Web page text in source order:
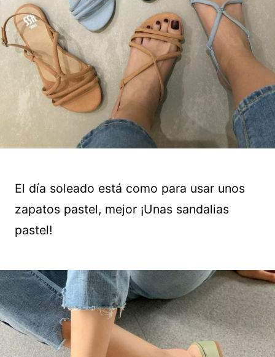
El día soleado está como para usar unos
zapatos pastel, mejor ¡Unas sandalias
pastel!